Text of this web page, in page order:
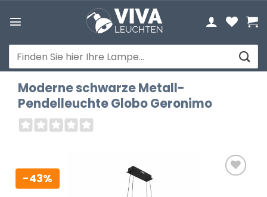
Inhalt
Suchen
nach:
Moderne schwarze Metall-
Pendelleuchte Globo Geronimo
-43%